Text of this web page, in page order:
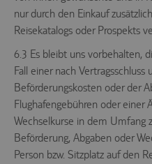
nur durch den Einkauf
Reisekatalogs oder Prospekts
6.3 Es bleibt uns vorbehalten,
Fall einer nach
Beförderungskosten oder der
Flughafengebühren oder einer
Wechselkurse in dem Umfang
Beförderung, Abgaben oder
Person bzw. Sitzplatz auf den